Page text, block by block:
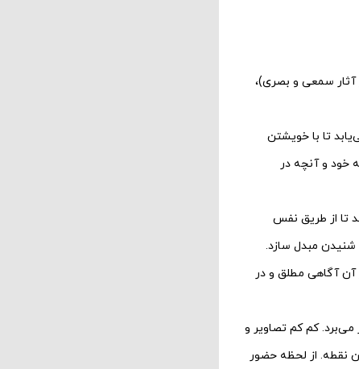
سمعی و بصری)،
تا با خویشتن
خود و آنچه در
تا از طریق نفس
شنیدن مبدل سازد.
آگاهی مطلق و در
کم کم تصاویر و
نقطه. از لحظه حضور